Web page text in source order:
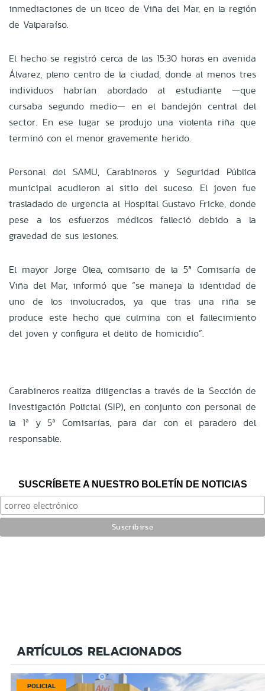
inmediaciones de un liceo de Viña del Mar, en la región
de Valparaíso.
El hecho se registró cerca de las 15:30 horas en avenida
Álvarez, pleno centro de la ciudad, donde al menos tres
individuos habrían abordado al estudiante —que
cursaba segundo medio— en el bandejón central del
sector. En ese lugar se produjo una violenta riña que
terminó con el menor gravemente herido.
Personal del SAMU, Carabineros y Seguridad Pública
municipal acudieron al sitio del suceso. El joven fue
trasladado de urgencia al Hospital Gustavo Fricke, donde
pese a los esfuerzos médicos falleció debido a la
gravedad de sus lesiones.
El mayor Jorge Olea, comisario de la 5ª Comisaría de
Viña del Mar, informó que “se maneja la identidad de
uno de los involucrados, ya que tras una riña se
produce este hecho que culmina con el fallecimiento
del joven y configura el delito de homicidio”.
Carabineros realiza diligencias a través de la Sección de
Investigación Policial (SIP), en conjunto con personal de
la 1ª y 5ª Comisarías, para dar con el paradero del
responsable.
SUSCRÍBETE A NUESTRO BOLETÍN DE NOTICIAS
ARTÍCULOS RELACIONADOS
POLICIAL